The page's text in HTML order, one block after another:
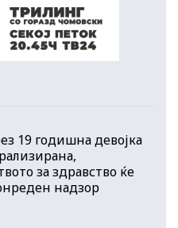
19 годишна девојка
за здравство ќе
надзор